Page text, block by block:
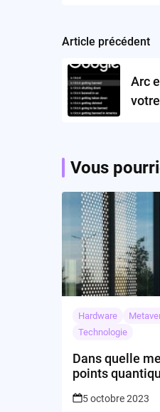
Post
navigation
Article précédent
Arc
Vous
Hardware
Technologie
Dans quelle
points
technologique?
5 octobre 2023